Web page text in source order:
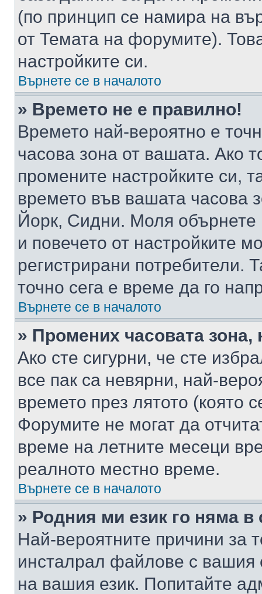
(по принцип се намира на
от Темата на форумите).
настройките си.
Върнете се в началото
» Времето не е правилно!
Времето най-вероятно е
часова зона от вашата. Ако
промените настройките си,
времето във вашата
Йорк, Сидни. Моля обърнете
и повечето от настройките
регистрирани потребители.
точно сега е време да го
Върнете се в началото
» Промених часовата
Ако сте сигурни, че сте
все пак са невярни, най-
времето през лятото (която
Форумите не могат да
време на летните месеци
реалното местно време.
Върнете се в началото
» Родния ми език го няма в
Най-вероятните причини за
инсталрал файлове с вашия
на вашия език. Попитайте